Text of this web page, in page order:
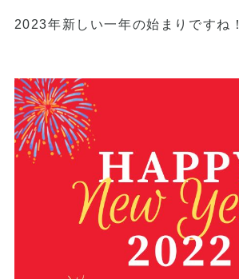
2023年新しい一年の始まりですね！